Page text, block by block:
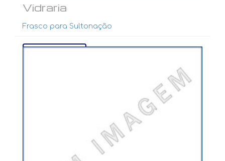
Vidraria
Frasco para Sultonação
Ver mais...